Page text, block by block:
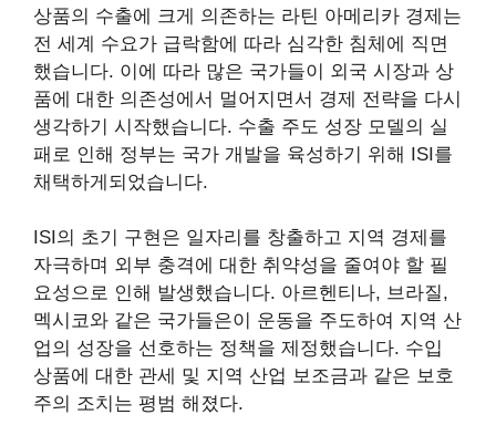
상품의 수출에 크게 의존하는 라틴 아메리카 경제는
전 세계 수요가 급락함에 따라 심각한 침체에 직면
했습니다. 이에 따라 많은 국가들이 외국 시장과 상
품에 대한 의존성에서 멀어지면서 경제 전략을 다시
생각하기 시작했습니다. 수출 주도 성장 모델의 실
패로 인해 정부는 국가 개발을 육성하기 위해 ISI를
채택하게되었습니다.
ISI의 초기 구현은 일자리를 창출하고 지역 경제를
자극하며 외부 충격에 대한 취약성을 줄여야 할 필
요성으로 인해 발생했습니다. 아르헨티나, 브라질,
멕시코와 같은 국가들은이 운동을 주도하여 지역 산
업의 성장을 선호하는 정책을 제정했습니다. 수입
상품에 대한 관세 및 지역 산업 보조금과 같은 보호
주의 조치는 평범 해졌다.